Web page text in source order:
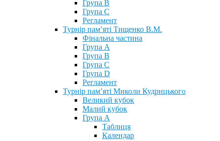
Група В
Група С
Регламент
Турнір пам’яті Тищенко В.М.
Фінальна частина
Група А
Група В
Група С
Група D
Регламент
Турнір пам’яті Миколи Кудрицького
Великий кубок
Малий кубок
Група А
Таблиця
Календар